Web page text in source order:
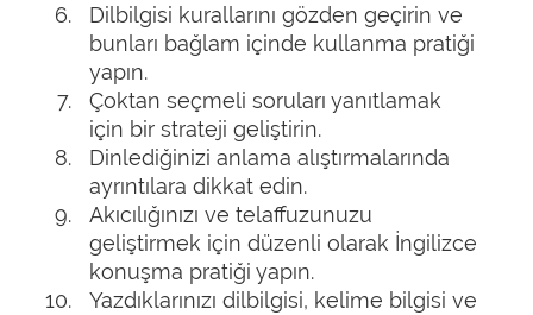
Dilbilgisi kurallarını gözden geçirin ve
bunları bağlam içinde kullanma pratiği
yapın.
Çoktan seçmeli soruları yanıtlamak
için bir strateji geliştirin.
Dinlediğinizi anlama alıştırmalarında
ayrıntılara dikkat edin.
Akıcılığınızı ve telaffuzunuzu
geliştirmek için düzenli olarak İngilizce
konuşma pratiği yapın.
Yazdıklarınızı dilbilgisi, kelime bilgisi ve